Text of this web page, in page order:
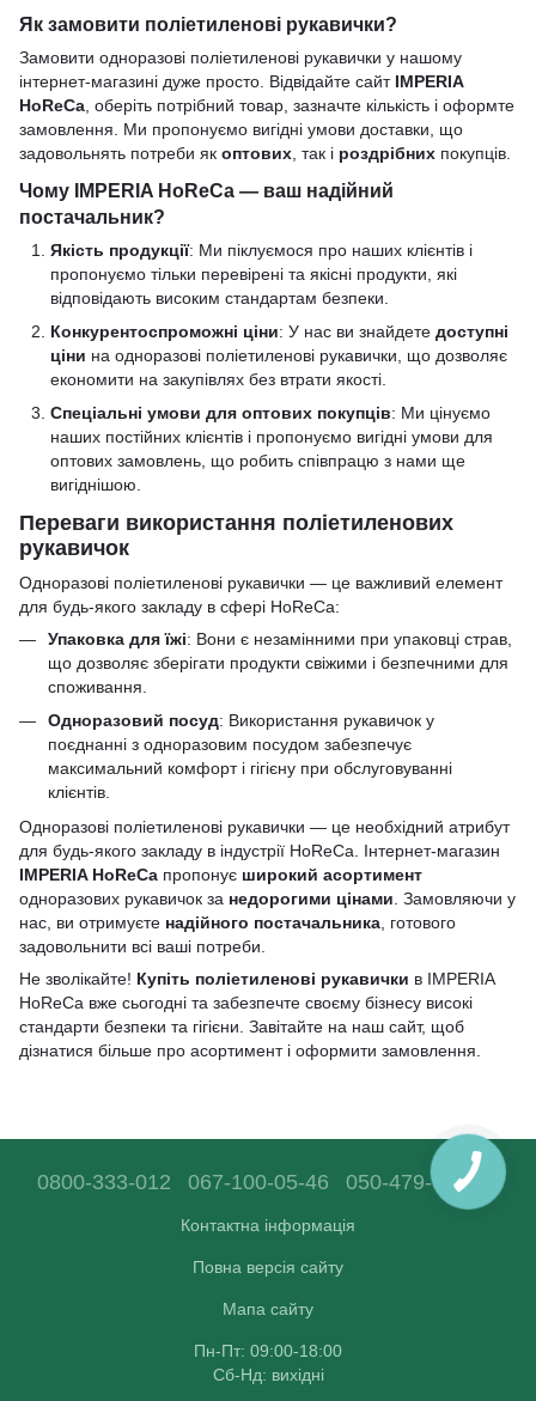
Як замовити поліетиленові рукавички?
Замовити одноразові поліетиленові рукавички у нашому
інтернет-магазині дуже просто. Відвідайте сайт IMPERIA
HoReCa , оберіть потрібний товар, зазначте кількість і оформте
замовлення. Ми пропонуємо вигідні умови доставки, що
задовольнять потреби як оптових , так і роздрібних покупців.
Чому IMPERIA HoReCa — ваш надійний
постачальник?
Якість продукції: Ми піклуємося про наших клієнтів і
пропонуємо тільки перевірені та якісні продукти, які
відповідають високим стандартам безпеки.
Конкурентоспроможні ціни: У нас ви знайдете доступні
ціни на одноразові поліетиленові рукавички, що дозволяє
економити на закупівлях без втрати якості.
Спеціальні умови для оптових покупців: Ми цінуємо
наших постійних клієнтів і пропонуємо вигідні умови для
оптових замовлень, що робить співпрацю з нами ще
вигіднішою.
Переваги використання поліетиленових
рукавичок
Одноразові поліетиленові рукавички — це важливий елемент
для будь-якого закладу в сфері HoReCa:
Упаковка для їжі: Вони є незамінними при упаковці страв,
що дозволяє зберігати продукти свіжими і безпечними для
споживання.
Одноразовий посуд: Використання рукавичок у
поєднанні з одноразовим посудом забезпечує
максимальний комфорт і гігієну при обслуговуванні
клієнтів.
Одноразові поліетиленові рукавички — це необхідний атрибут
для будь-якого закладу в індустрії HoReCa. Інтернет-магазин
IMPERIA HoReCa пропонує широкий асортимент
одноразових рукавичок за недорогими цінами . Замовляючи у
нас, ви отримуєте надійного постачальника , готового
задовольнити всі ваші потреби.
Не зволікайте! Купіть поліетиленові рукавички в IMPERIA
HoReCa вже сьогодні та забезпечте своєму бізнесу високі
стандарти безпеки та гігієни. Завітайте на наш сайт, щоб
дізнатися більше про асортимент і оформити замовлення.
0800-333-012 067-100-05-46 050-479-68-36
Контактна інформація
Повна версія сайту
Мапа сайту
Пн-Пт: 09:00-18:00
Сб-Нд: вихідні